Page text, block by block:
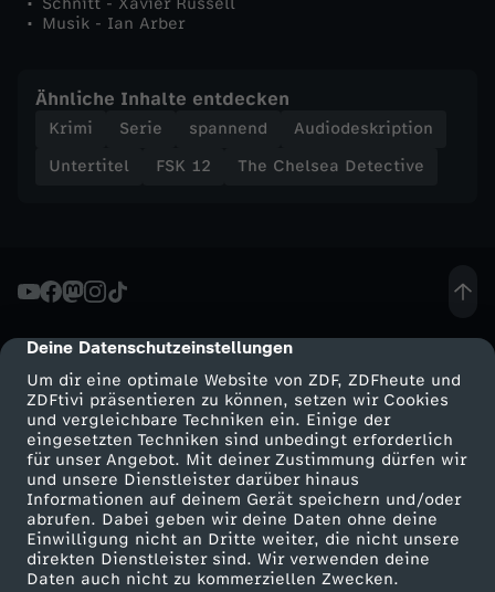
cmp-dialog-description
Deine Datenschutzeinstellungen
Um dir eine optimale Website von ZDF, ZDFheute und
ZDFtivi präsentieren zu können, setzen wir Cookies
und vergleichbare Techniken ein. Einige der
eingesetzten Techniken sind unbedingt erforderlich
für unser Angebot. Mit deiner Zustimmung dürfen wir
und unsere Dienstleister darüber hinaus
Informationen auf deinem Gerät speichern und/oder
abrufen. Dabei geben wir deine Daten ohne deine
Einwilligung nicht an Dritte weiter, die nicht unsere
direkten Dienstleister sind. Wir verwenden deine
Daten auch nicht zu kommerziellen Zwecken.
e
n
Schnitt - Xavier Russell
Musik - Ian Arber
Ähnliche Inhalte entdecken
Krimi Serie spannend
Audiodeskription
Untertitel
FSK 12 The Chelsea Detective
Mehr ZDF
ZDF-Apps
Smart TV
ZDFtext
Service
ZDFmitreden
Kontakt zum ZDF
Tickets